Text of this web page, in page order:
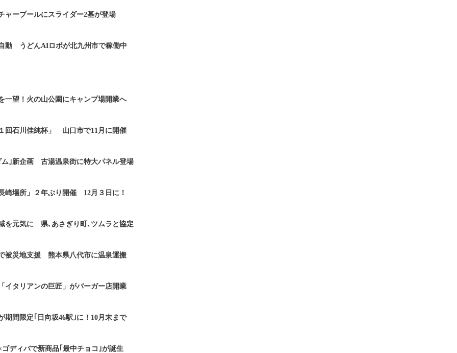
ャープールにスライダー2基が登場
動 うどんAIロボが北九州市で稼働中
一望！火の山公園にキャンプ場開業へ
回石川佳純杯」 山口市で11月に開催
ム｣新企画 古湯温泉街に特大パネル登場
崎場所」２年ぶり開催 12月３日に！
を元気に 県､あさぎり町､ツムラと協定
被災地支援 熊本県八代市に温泉運搬
イタリアンの巨匠」がバーガー店開業
期間限定｢日向坂46駅｣に！10月末まで
ディバで新商品｢最中チョコ｣が誕生